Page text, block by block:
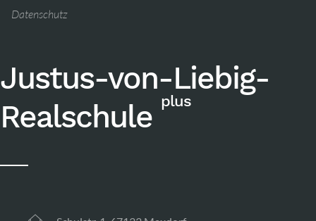
Datenschutz
Justus-von-Liebig-
Realschule plus